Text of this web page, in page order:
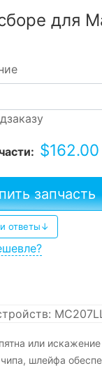
для
$162.00
запчасть
ответы↓
или
шлейфа